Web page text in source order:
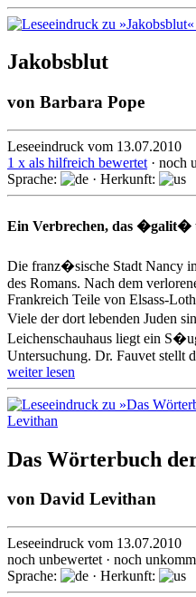
Jakobsblut
von Barbara Pope
Leseeindruck vom 13.07.2010
1 x als hilfreich bewertet · noch
Sprache:
· Herkunft:
Ein Verbrechen, das
Die franz�sische Stadt Nancy
des Romans. Nach dem
Frankreich Teile von Elsass-
Viele der dort lebenden Juden
Leichenschauhaus liegt ein
Untersuchung. Dr. Fauvet stellt
weiter lesen
Das Wörterbuch
von David Levithan
Leseeindruck vom 13.07.2010
noch unbewertet · noch
Sprache:
· Herkunft: